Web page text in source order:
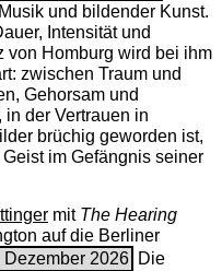
und bildender Kunst.
Intensität und
von Homburg wird bei ihm
zwischen Traum und
Gehorsam und
in der Vertrauen in
brüchig geworden ist,
im Gefängnis seiner
mit The ­Hearing
auf die Berliner
Dezember 2026 Die